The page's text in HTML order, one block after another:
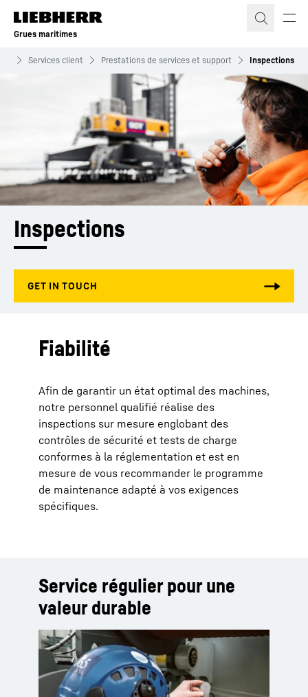
Grues maritimes
Services client Prestations de services et support Inspections
Inspections
Fiabilité
Afin de garantir un état optimal des machines,
notre personnel qualifié réalise des
inspections sur mesure englobant des
contrôles de sécurité et tests de charge
conformes à la réglementation et est en
mesure de vous recommander le programme
de maintenance adapté à vos exigences
spécifiques.
Service régulier pour une
valeur durable